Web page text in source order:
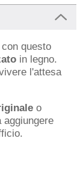
con questo
in legno.
l'attesa
o
aggiungere